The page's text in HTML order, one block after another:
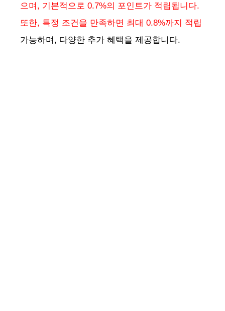
으며, 기본적으로 0.7%의 포인트가 적립됩니다.
또한, 특정 조건을 만족하면 최대 0.8%까지 적립
가능하며, 다양한 추가 혜택을 제공합니다.